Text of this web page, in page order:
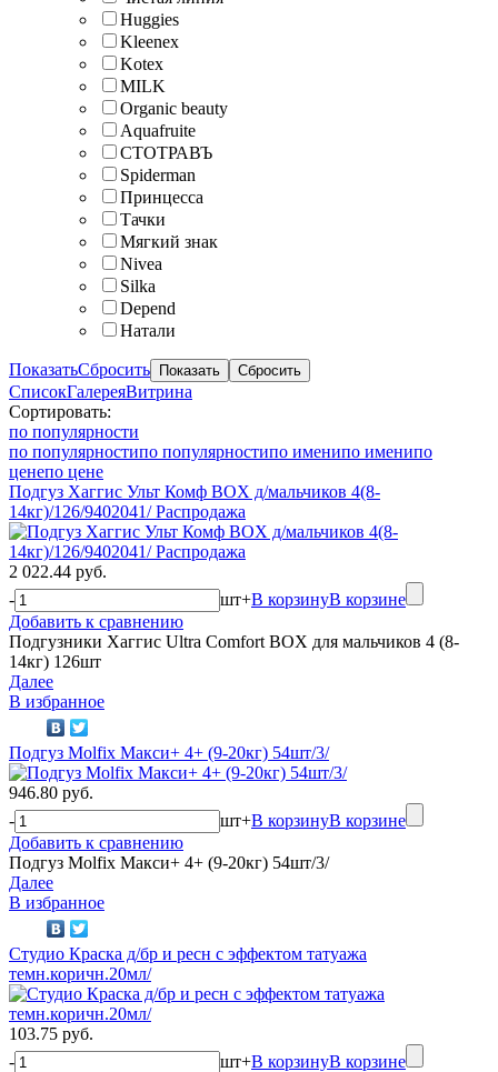
Huggies
Kleenex
Kotex
MILK
Organic beauty
Aquafruite
СТОТРАВЪ
Spiderman
Принцесса
Тачки
Мягкий знак
Nivea
Silka
Depend
Натали
ПоказатьСбросить
СписокГалереяВитрина
Сортировать:
по популярности
по популярностипо популярностипо именипо именипо
ценепо цене
Подгуз Хаггис Ульт Комф BOX д/мальчиков 4(8-
14кг)/126/9402041/ Распродажа
2 022.44 руб.
-
шт+В корзинуВ корзине
Добавить к сравнению
Подгузники Хаггис Ultra Comfort BOX для мальчиков 4 (8-
14кг) 126шт
Далее
В избранное
Подгуз Molfix Макси+ 4+ (9-20кг) 54шт/3/
946.80 руб.
-
шт+В корзинуВ корзине
Добавить к сравнению
Подгуз Molfix Макси+ 4+ (9-20кг) 54шт/3/
Далее
В избранное
Студио Краска д/бр и ресн с эффектом татуажа
темн.коричн.20мл/
103.75 руб.
-
шт+В корзинуВ корзине